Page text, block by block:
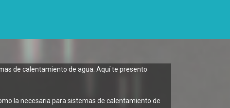
de calentamiento de agua. Aquí te presento
la necesaria para sistemas de calentamiento de